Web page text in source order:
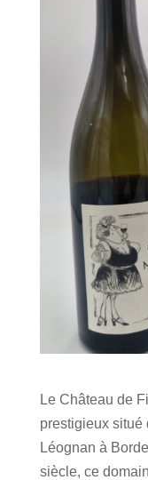
Le Château de
prestigieux situé
Léognan à
siècle, ce